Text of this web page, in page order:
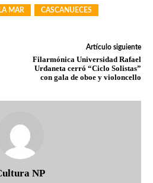
MAR CASCANUECES
Artículo siguiente
Filarmónica Universidad Rafael
Urdaneta cerró “Ciclo Solistas”
con gala de oboe y violoncello
NP